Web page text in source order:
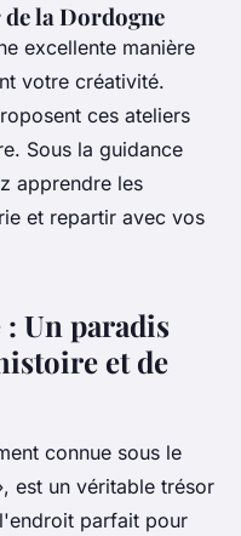
la Dordogne
excellente manière
votre créativité.
ces ateliers
Sous la guidance
apprendre les
et repartir avec vos
: Un paradis
et de
connue sous le
est un véritable trésor
parfait pour